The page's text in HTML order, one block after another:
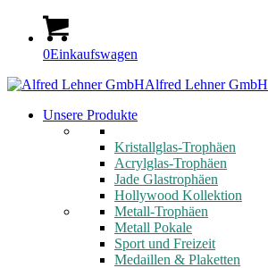
0Einkaufswagen
Alfred Lehner GmbH
Unsere Produkte
Kristallglas-Trophäen
Acrylglas-Trophäen
Jade Glastrophäen
Hollywood Kollektion
Metall-Trophäen
Metall Pokale
Sport und Freizeit
Medaillen & Plaketten